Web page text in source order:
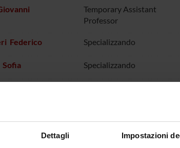
Dettagli Impostazioni
Temporary Assistant
Professor
Federico Specializzando
Specializzando
Research Scholarship